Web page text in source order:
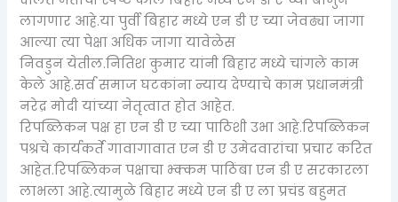
लागणार आहे.या पुर्वी बिहार मध्ये एन डी ए च्या जेवढ्या जागा
आल्या त्या पेक्षा अधिक जागा यावेळेस
निवडुन येतील.नितिश कुमार यांनी बिहार मध्ये चांगले काम
केले आहे.सर्व समाज घटकांना न्याय देण्याचे काम प्रधानमंत्री
नरेद्र मोदी यांच्या नेतृत्वात होत आहेत.
रिपब्लिकन पक्ष हा एन डी ए च्या पाठिशी उभा आहे.रिपब्लिकन
पश्रचे कार्यकर्ते गावागावात एन डी ए उमेदवारांचा प्रचार करित
आहेत.रिपब्लिकन पक्षाचा भ्क्कम पाठिंबा एन डी ए सरकारला
लाभला आहे.त्यामुळे बिहार मध्ये एन डी ए ला प्रचंड बहुमत